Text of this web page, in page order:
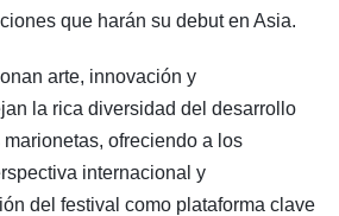
que harán su debut en Asia.
arte, innovación y
la rica diversidad del desarrollo
ofreciendo a los
internacional y
del festival como plataforma clave